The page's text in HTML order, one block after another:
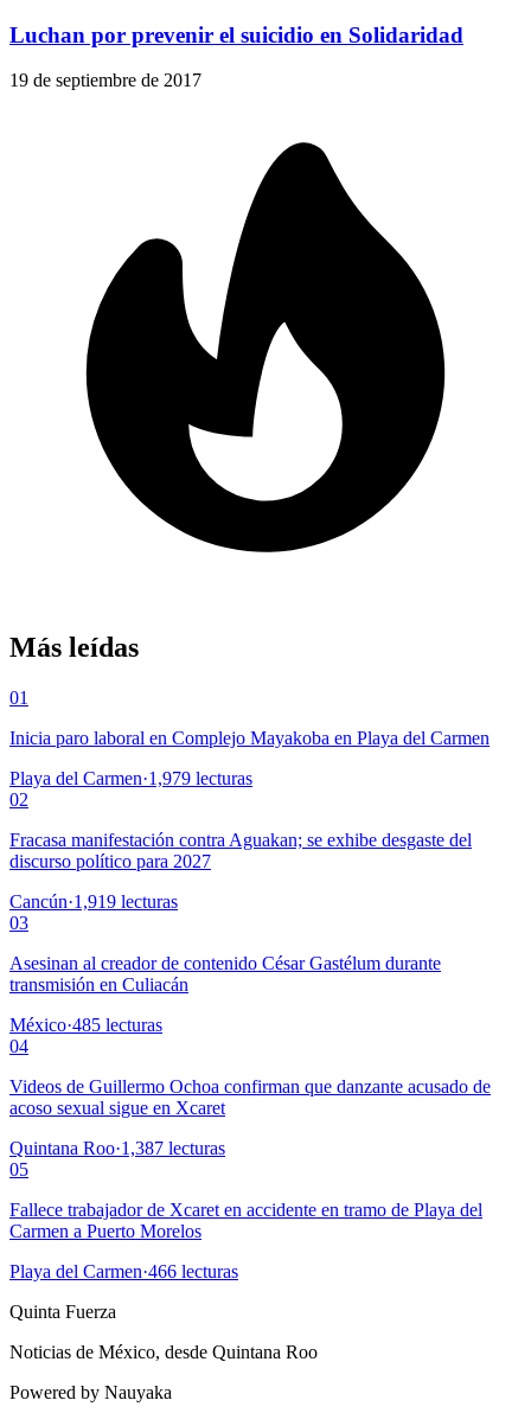
Luchan por prevenir el suicidio en Solidaridad
19 de septiembre de 2017
Más leídas
01
Inicia paro laboral en Complejo Mayakoba en Playa del Carmen
Playa del Carmen·1,979 lecturas
02
Fracasa manifestación contra Aguakan; se exhibe desgaste del
discurso político para 2027
Cancún·1,919 lecturas
03
Asesinan al creador de contenido César Gastélum durante
transmisión en Culiacán
México·485 lecturas
04
Videos de Guillermo Ochoa confirman que danzante acusado de
acoso sexual sigue en Xcaret
Quintana Roo·1,387 lecturas
05
Fallece trabajador de Xcaret en accidente en tramo de Playa del
Carmen a Puerto Morelos
Playa del Carmen·466 lecturas
Quinta Fuerza
Noticias de México, desde Quintana Roo
Powered by Nauyaka